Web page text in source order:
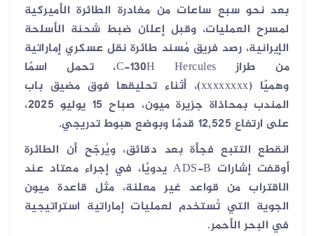
بعد نحو سبع ساعات من مغادرة الطائرة الأميركية
لمسرح العمليات، وقبل إعلان ضبط شحنة الأسلحة
الإيرانية، رصد فريق مُسند طائرة نقل عسكري إماراتية
من طرازC-130H Hercules
، تحمل اسمًا
وهميًا (xxxxxxxx)
، أثناء تحليقها فوق مضيق باب
المندب بمحاذاة جزيرة ميون، صباح 15 يوليو 2025،
على ارتفاع 12,525 قدمًا وبوضع هبوط تدريجي
.
انقطع التتبع فجأة بعد دقائق، ويُرجّح أن الطائرة
أوقفت إشاراتADS-B
يدويًا، في إجراء معتاد عند
الاقتراب من قواعد غير معلنة، مثل قاعدة ميون
الجوية التي تُستخدم لعمليات إماراتية استراتيجية
في البحر الأحمر.